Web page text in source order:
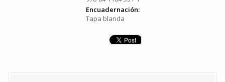
Encuadernación:
Tapa blanda